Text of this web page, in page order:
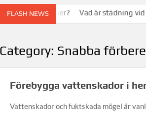
FLASH NEWS
elektriker? Vad är städning vid flytt?
Category: Snabba
Förebygga vattenskador i
Vattenskador och fuktskada mögel är